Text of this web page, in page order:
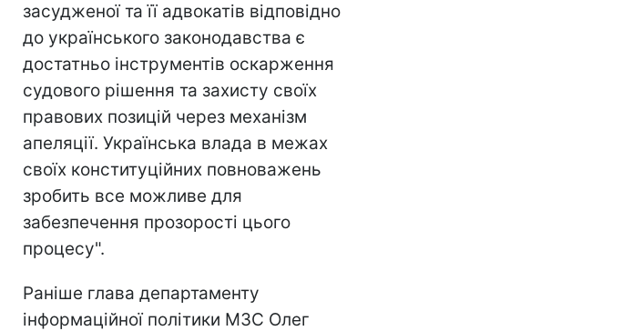
засудженої та її адвокатів відповідно
до українського законодавства є
достатньо інструментів оскарження
судового рішення та захисту своїх
правових позицій через механізм
апеляції. Українська влада в межах
своїх конституційних повноважень
зробить все можливе для
забезпечення прозорості цього
процесу".
Раніше глава департаменту
інформаційної політики МЗС Олег